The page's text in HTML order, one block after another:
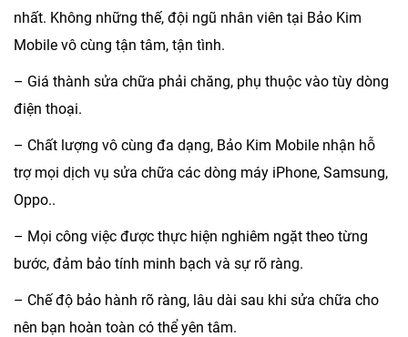
nhất. Không những thế, đội ngũ nhân viên tại Bảo Kim
Mobile vô cùng tận tâm, tận tình.
– Giá thành sửa chữa phải chăng, phụ thuộc vào tùy dòng
điện thoại.
– Chất lượng vô cùng đa dạng, Bảo Kim Mobile nhận hỗ
trợ mọi dịch vụ sửa chữa các dòng máy iPhone, Samsung,
Oppo..
– Mọi công việc được thực hiện nghiêm ngặt theo từng
bước, đảm bảo tính minh bạch và sự rõ ràng.
– Chế độ bảo hành rõ ràng, lâu dài sau khi sửa chữa cho
nên bạn hoàn toàn có thể yên tâm.